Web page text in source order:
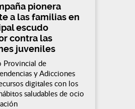
pionera
a las familias en
escudo
contra las
juveniles
Provincial de
y Adicciones
digitales con los
saludables de ocio